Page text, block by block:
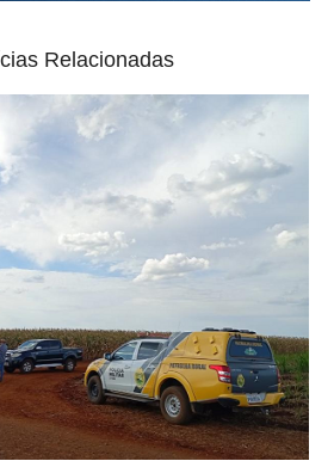
Relacionadas